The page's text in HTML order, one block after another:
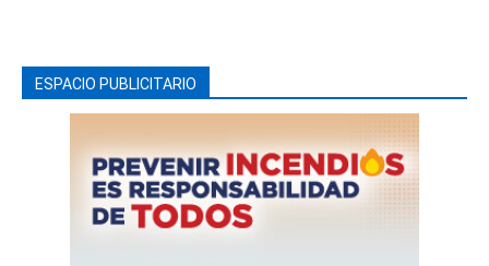
ESPACIO PUBLICITARIO